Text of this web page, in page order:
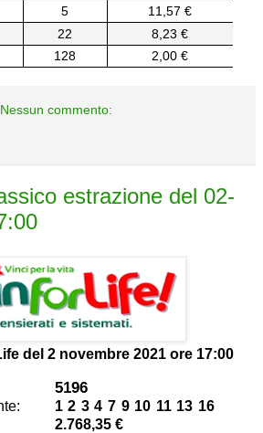
5
11,57 €
22
8,23 €
128 2,00 €
Nessun commento:
estrazione del 02-
del 2 novembre 2021 ore 17:00
5196
1 2 3 4 7 9 10 11 13 16
2.768,35 €